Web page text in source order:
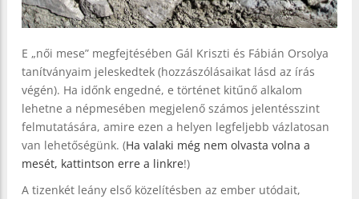
E „női mese” megfejtésében Gál Kriszti és Fábián Orsolya
tanítványaim jeleskedtek (hozzászólásaikat lásd az írás
végén). Ha időnk engedné, e történet kitűnő alkalom
lehetne a népmesében megjelenő számos jelentésszint
felmutatására, amire ezen a helyen legfeljebb vázlatosan
van lehetőségünk. (Ha valaki még nem olvasta volna a
mesét, kattintson erre a linkre!)
A tizenkét leány első közelítésben az ember utódait,